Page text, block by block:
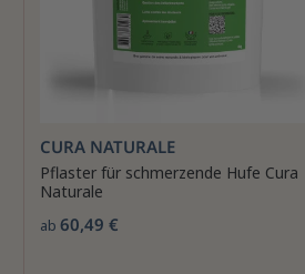
CURA NATURALE
Pflaster für schmerzende Hufe Cura
Naturale
ab 60,49 €